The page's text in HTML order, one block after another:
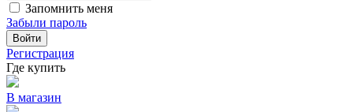
Запомнить меня
Забыли пароль
Войти
Регистрация
Где купить
В магазин